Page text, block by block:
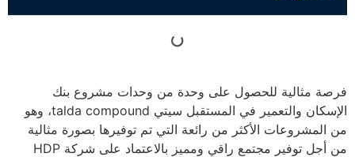
فرصة مثالية للحصول على وحدة من وحدات مشروع بنك
الإسكان والتعمير في المستقبل سيتي talda compound، وهو
من المشروعات الأكثر من رائعة التي تم توفيرها بصورة مثالية
من أجل توفير مجتمع راقي ومميز بالاعتماد على شركة HDP